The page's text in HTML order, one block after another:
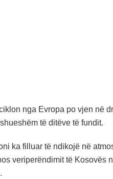
nga Evropa po vjen në
të ditëve të fundit.
ka filluar të ndikojë në
veriperëndimit të Kosovës